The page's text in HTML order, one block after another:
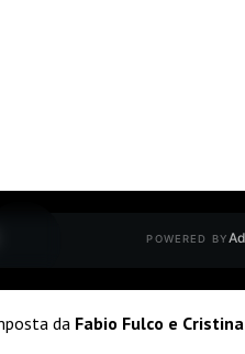
POWERED BY
da Fabio Fulco e